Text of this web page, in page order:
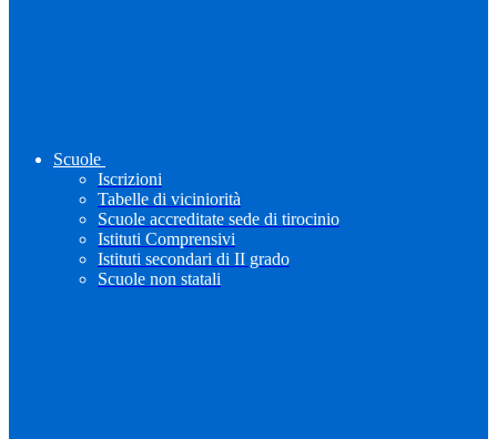
Scuole
Iscrizioni
Tabelle di viciniorità
Scuole accreditate sede di tirocinio
Istituti Comprensivi
Istituti secondari di II grado
Scuole non statali